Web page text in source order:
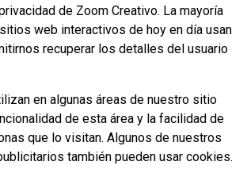
de Zoom Creativo. La mayoría
web interactivos de hoy en día usan
recuperar los detalles del usuario
en algunas áreas de nuestro sitio
de esta área y la facilidad de
que lo visitan. Algunos de nuestros
también pueden usar cookies.